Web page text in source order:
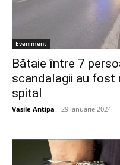
Eveniment
Bătaie între 7
scandalagii au fost
spital
Vasile Antipa - 29 ianuarie 2024